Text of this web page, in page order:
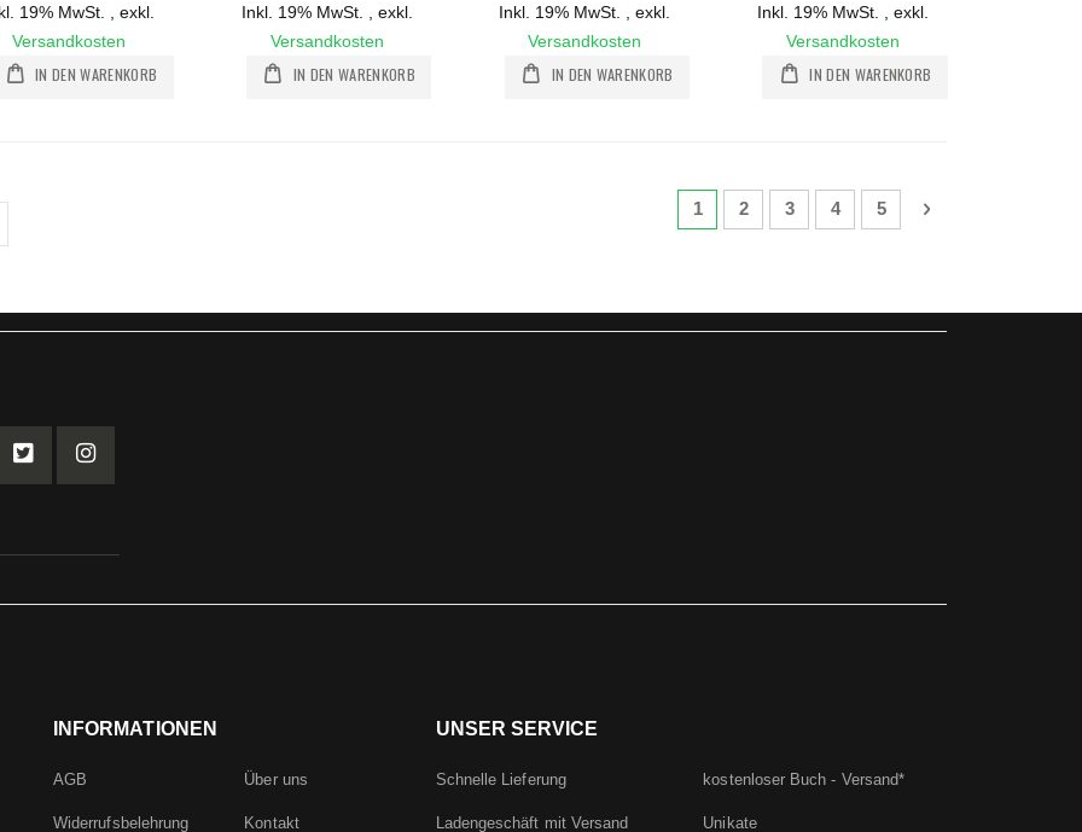
19% MwSt. , exkl.
Versandkosten
IN DEN WARENKORB
Inkl. 19% MwSt. , exkl.
Versandkosten
IN DEN WARENKORB
Inkl. 19% MwSt. ,exkl.
Versandkosten
IN DEN WARENKORB
Inkl. 19% MwSt. ,exkl.
Versandkosten
IN DEN WARENKORB
SeiteSie lesen gerade die Seite
1 Seite
2 Seite
3 Seite
4 Seite
5 Seite
Weiter
INFORMATIONEN
AGB
Widerrufsbelehrung
Über uns
Kontakt
UNSER SERVICE
Schnelle Lieferung
Ladengeschäft mit Versand
kostenloser Buch - Versand*
Unikate